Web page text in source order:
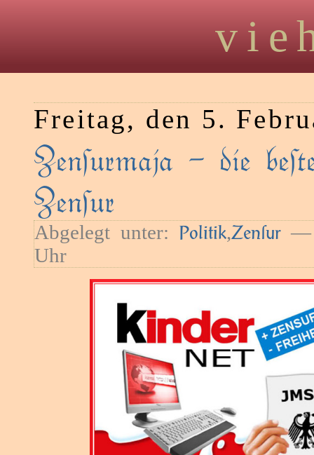
Freitag, den 5.
Zenſurmaja – die
Zenſur
Abgelegt unter: Politik,Zenſur—
Uhr